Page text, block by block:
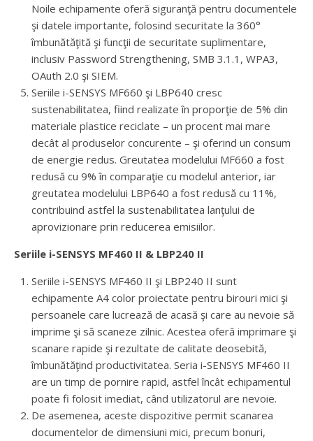
Noile echipamente oferă siguranţă pentru documentele
şi datele importante, folosind securitate la 360°
îmbunătăţită şi funcţii de securitate suplimentare,
inclusiv Password Strengthening, SMB 3.1.1, WPA3,
OAuth 2.0 şi SIEM.
Seriile i-SENSYS MF660 şi LBP640 cresc
sustenabilitatea, fiind realizate în proporţie de 5% din
materiale plastice reciclate – un procent mai mare
decât al produselor concurente – şi oferind un consum
de energie redus. Greutatea modelului MF660 a fost
redusă cu 9% în comparaţie cu modelul anterior, iar
greutatea modelului LBP640 a fost redusă cu 11%,
contribuind astfel la sustenabilitatea lanţului de
aprovizionare prin reducerea emisiilor.
Seriile i-SENSYS MF460 II & LBP240 II
Seriile i-SENSYS MF460 II şi LBP240 II sunt
echipamente A4 color proiectate pentru birouri mici şi
persoanele care lucrează de acasă şi care au nevoie să
imprime şi să scaneze zilnic. Acestea oferă imprimare şi
scanare rapide şi rezultate de calitate deosebită,
îmbunătăţind productivitatea. Seria i-SENSYS MF460 II
are un timp de pornire rapid, astfel încât echipamentul
poate fi folosit imediat, când utilizatorul are nevoie.
De asemenea, aceste dispozitive permit scanarea
documentelor de dimensiuni mici, precum bonuri,